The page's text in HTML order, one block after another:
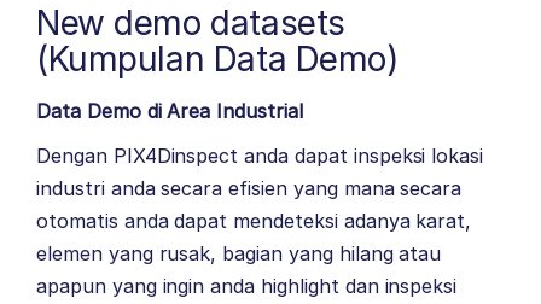
New demo datasets
(Kumpulan Data Demo)
Data Demo di Area Industrial
Dengan PIX4Dinspect anda dapat inspeksi lokasi
industri anda secara efisien yang mana secara
otomatis anda dapat mendeteksi adanya karat,
elemen yang rusak, bagian yang hilang atau
apapun yang ingin anda highlight dan inspeksi